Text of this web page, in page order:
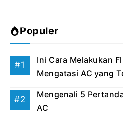
Populer
Ini Cara Melakukan
Mengatasi AC yang
Mengenali 5
AC